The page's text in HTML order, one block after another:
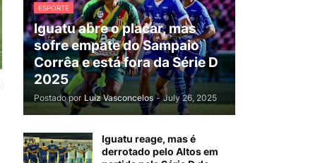
ESPORTE
Iguatu abre o placar, mas
sofre empate do Sampaio
Corrêa e está fora da Série D
2025
Postado por Luiz Vasconcelos - July 26, 2025
Iguatu reage, mas é
derrotado pelo Altos em